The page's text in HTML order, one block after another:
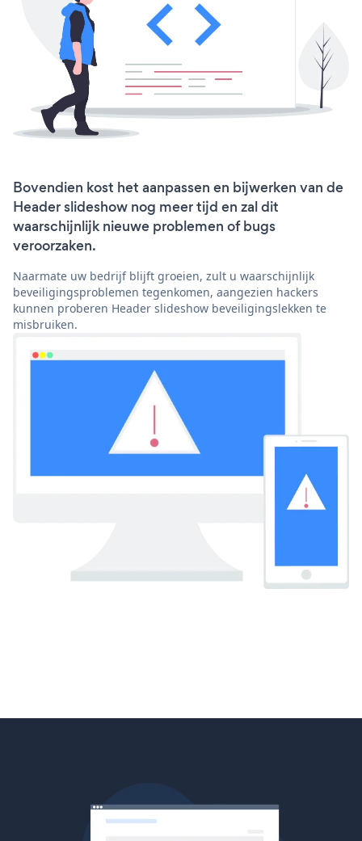
Bovendien kost het aanpassen en bijwerken van de
Header slideshow nog meer tijd en zal dit
waarschijnlijk nieuwe problemen of bugs
veroorzaken.
Naarmate uw bedrijf blijft groeien, zult u waarschijnlijk
beveiligingsproblemen tegenkomen, aangezien hackers
kunnen proberen Header slideshow beveiligingslekken te
misbruiken.